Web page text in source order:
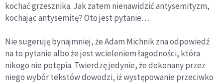
kochać grzesznika. Jak zatem nienawidzić antysemityzm,
kochając antysemitę? Oto jest pytanie…
Nie sugeruję bynajmniej, że Adam Michnik zna odpowiedź
na to pytanie albo że jest wcieleniem łagodności, która
nikogo nie potępia. Twierdzę jedynie, że dokonany przez
niego wybór tekstów dowodzi, iż występowanie przeciwko